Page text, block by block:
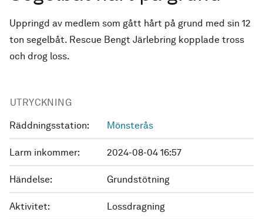
Uppringd av medlem som gått hårt på grund med sin 12
ton segelbåt. Rescue Bengt Järlebring kopplade tross
och drog loss.
UTRYCKNING
Räddningsstation: Mönsterås
Larm inkommer: 2024-08-04 16:57
Händelse: Grundstötning
Aktivitet: Lossdragning